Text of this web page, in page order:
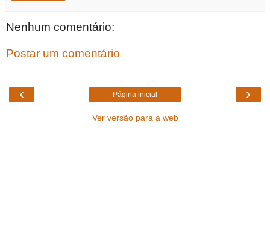
Nenhum comentário:
Postar um comentário
‹ ›
Página inicial
Ver versão para a web